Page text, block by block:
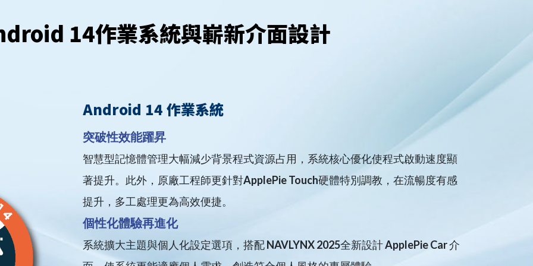
14作業系統與嶄新介面設計
Android 14 作業系統
突破性效能躍昇
智慧型記憶體管理大幅減少背景程式資源占用，系統核心優化使程式啟動速度顯
著提升。此外，原廠工程師更針對ApplePie Touch硬體特別調教，在流暢度有感
提升，多工處理更為高效便捷。
個性化體驗再進化
系統擴大主題與個人化設定選項，搭配 NAVLYNX 2025全新設計 ApplePie Car 介